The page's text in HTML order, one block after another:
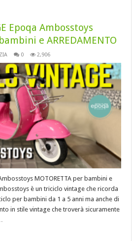
Epoqa Ambosstoys
e ARREDAMENTO
0 2,906
MOTORETTA per bambini e
è un triciclo vintage che ricorda
per bambini da 1 a 5 anni ma anche di
in stile vintage che troverà sicuramente